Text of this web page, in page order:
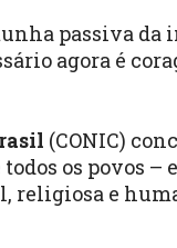
passiva da
agora é
(CONIC)
os povos –
e